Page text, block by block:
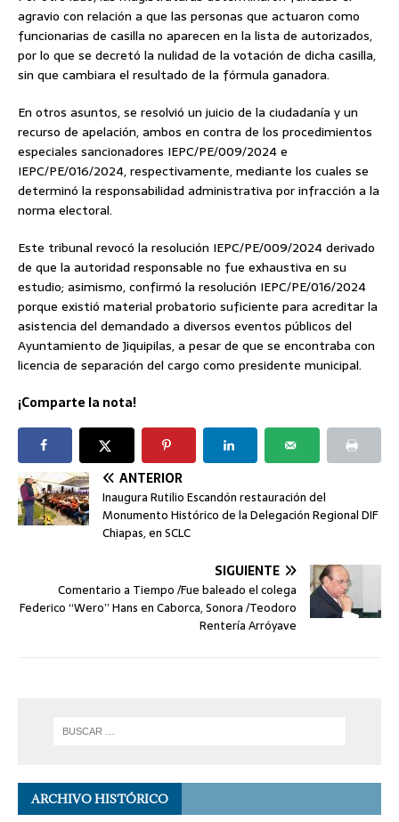
agravio con relación a que las personas que actuaron como
funcionarias de casilla no aparecen en la lista de autorizados,
por lo que se decretó la nulidad de la votación de dicha casilla,
sin que cambiara el resultado de la fórmula ganadora.
En otros asuntos, se resolvió un juicio de la ciudadanía y un
recurso de apelación, ambos en contra de los procedimientos
especiales sancionadores IEPC/PE/009/2024 e
IEPC/PE/016/2024, respectivamente, mediante los cuales se
determinó la responsabilidad administrativa por infracción a la
norma electoral.
Este tribunal revocó la resolución IEPC/PE/009/2024 derivado
de que la autoridad responsable no fue exhaustiva en su
estudio; asimismo, confirmó la resolución IEPC/PE/016/2024
porque existió material probatorio suficiente para acreditar la
asistencia del demandado a diversos eventos públicos del
Ayuntamiento de Jiquipilas, a pesar de que se encontraba con
licencia de separación del cargo como presidente municipal.
¡Comparte la nota!
ANTERIOR
Inaugura Rutilio Escandón restauración del
Monumento Histórico de la Delegación Regional DIF
Chiapas, en SCLC
SIGUIENTE
Comentario a Tiempo /Fue baleado el colega
Federico “Wero” Hans en Caborca, Sonora /Teodoro
Rentería Arróyave
ARCHIVO HISTÓRICO